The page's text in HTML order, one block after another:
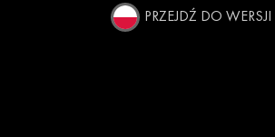
PRZEJDŹ DO